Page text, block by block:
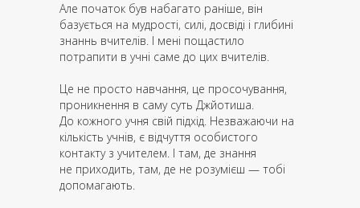
Але початок був набагато раніше, він
базується на мудрості, силі, досвіді і глибині
знаннь вчителів. І мені пощастило
потрапити в учні саме до цих вчителів.
Це не просто навчання, це просочування,
проникнення в саму суть Джйотиша.
До кожного учня свій підхід. Незважаючи на
кількість учнів, є відчуття особистого
контакту з учителем. І там, де знання
не приходить, там, де не розумієш — тобі
допомагають.